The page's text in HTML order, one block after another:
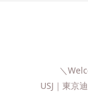
＼
USJ｜東京